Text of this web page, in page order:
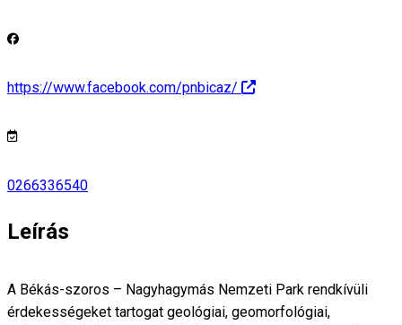
https://www.facebook.com/pnbicaz/
0266336540
Leírás
A Békás-szoros – Nagyhagymás Nemzeti Park rendkívüli
érdekességeket tartogat geológiai, geomorfológiai,